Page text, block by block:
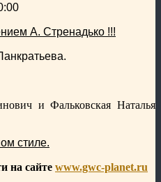
А. Стренадько !!!
и Фальковская Наталья
стиле.
на сайте www.gwc-planet.ru